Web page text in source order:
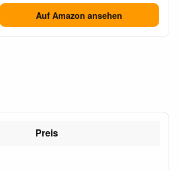
Auf Amazon ansehen
Preis